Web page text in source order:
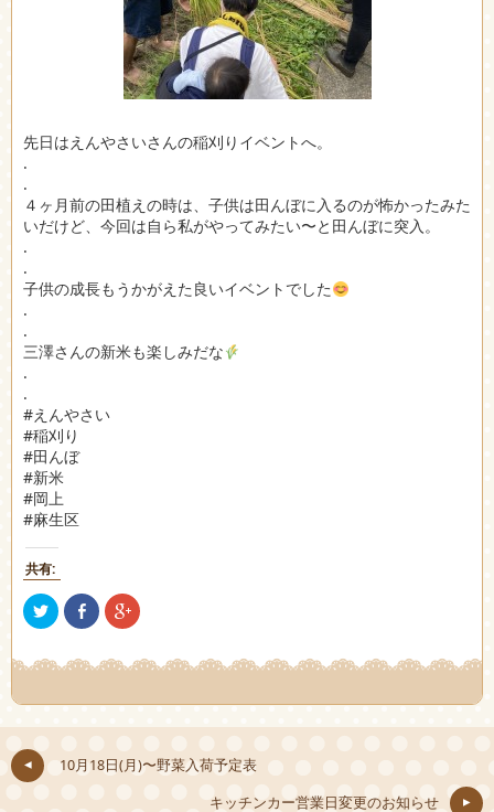
先日はえんやさいさんの稲刈りイベントへ。
.
.
４ヶ月前の田植えの時は、子供は田んぼに入るのが怖かったみた
いだけど、今回は自ら私がやってみたい〜と田んぼに突入。
.
.
子供の成長もうかがえた良いイベントでした
.
.
三澤さんの新米も楽しみだな
.
.
#えんやさい
#稲刈り
#田んぼ
#新米
#岡上
#麻生区
共有:
ク
リ
し
て
で
有
い
Facebook
で
(新
し
ウ
ン
で
ク
リ
し
て
で
有
し
い
10月18日(月)〜野菜入荷予定表
キッチンカー営業日変更のお知らせ